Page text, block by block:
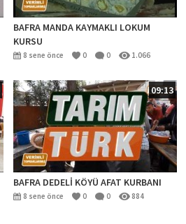
BAFRA MANDA KAYMAKLI LOKUM
KURSU
8 sene önce 0 0 1.066
09:13
BAFRA DEDELİ KÖYÜ AFAT KURBANI
8 sene önce 0 0 884